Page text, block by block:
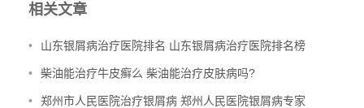
相关文章
• 山东银屑病治疗医院排名 山东银屑病治疗医院排名榜
• 柴油能治疗牛皮癣么 柴油能治疗皮肤病吗?
• 郑州市人民医院治疗银屑病 郑州人民医院银屑病专家